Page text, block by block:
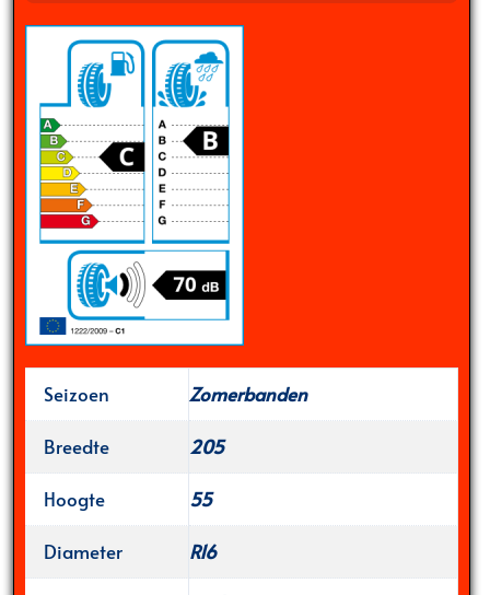
Seizoen
Zomerbanden
Breedte
205
Hoogte
55
Diameter
R16